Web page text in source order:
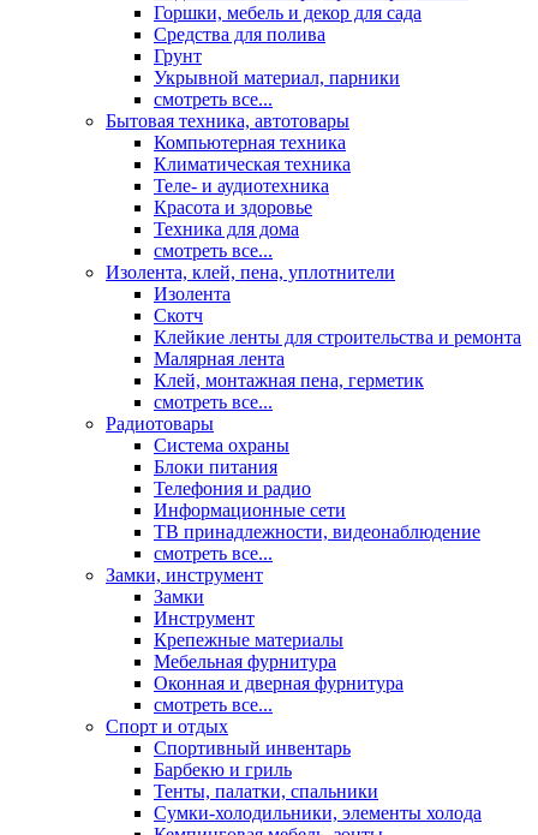
Горшки, мебель и декор для сада
Средства для полива
Грунт
Укрывной материал, парники
смотреть все...
Бытовая техника, автотовары
Компьютерная техника
Климатическая техника
Теле- и аудиотехника
Красота и здоровье
Техника для дома
смотреть все...
Изолента, клей, пена, уплотнители
Изолента
Скотч
Клейкие ленты для строительства и ремонта
Малярная лента
Клей, монтажная пена, герметик
смотреть все...
Радиотовары
Система охраны
Блоки питания
Телефония и радио
Информационные сети
ТВ принадлежности, видеонаблюдение
смотреть все...
Замки, инструмент
Замки
Инструмент
Крепежные материалы
Мебельная фурнитура
Оконная и дверная фурнитура
смотреть все...
Спорт и отдых
Спортивный инвентарь
Барбекю и гриль
Тенты, палатки, спальники
Сумки-холодильники, элементы холода